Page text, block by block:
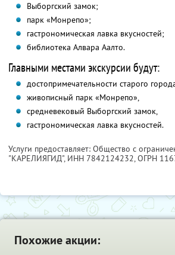
Выборгский замок;
парк «Монрепо»;
гастрономическая лавка вкусностей;
библиотека Алвара Аалто.
Главными местами экскурсии будут:
достопримечательности старого
живописный парк «Монрепо»,
средневековый Выборгский замок,
гастрономическая лавка вкусностей.
Услуги предоставляет: Общество с
"КАРЕЛИЯГИД", ИНН 7842124232, ОГРН
Похожие акции: